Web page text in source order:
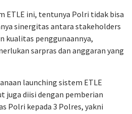
ETLE ini, tentunya Polri tidak bisa
sinergitas antara stakeholders
kualitas penggunaannya,
sarpras dan anggaran yang
launching sistem ETLE
juga diisi dengan pemberian
Polri kepada 3 Polres, yakni